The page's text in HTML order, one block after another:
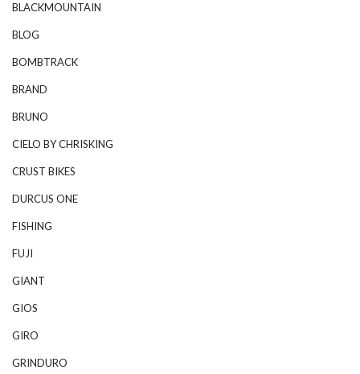
BLACKMOUNTAIN
BLOG
BOMBTRACK
BRAND
BRUNO
CIELO BY CHRISKING
CRUST BIKES
DURCUS ONE
FISHING
FUJI
GIANT
GIOS
GIRO
GRINDURO